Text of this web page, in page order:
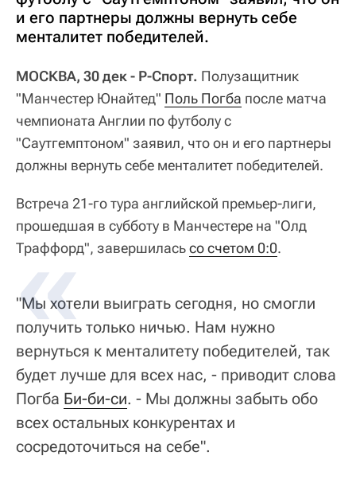
и его партнеры должны вернуть себе
менталитет победителей.
МОСКВА, 30 дек - Р-Спорт. Полузащитник
"Манчестер Юнайтед" Поль Погба после матча
чемпионата Англии по футболу с
"Саутгемптоном" заявил, что он и его партнеры
должны вернуть себе менталитет победителей.
Встреча 21-го тура английской премьер-лиги,
прошедшая в субботу в Манчестере на "Олд
Траффорд", завершиласьсо счетом 0:0.
"Мы хотели выиграть сегодня, но смогли
получить только ничью. Нам нужно
вернуться к менталитету победителей, так
будет лучше для всех нас, - приводит слова
Погба Би-би-си. - Мы должны забыть обо
всех остальных конкурентах и
сосредоточиться на себе".